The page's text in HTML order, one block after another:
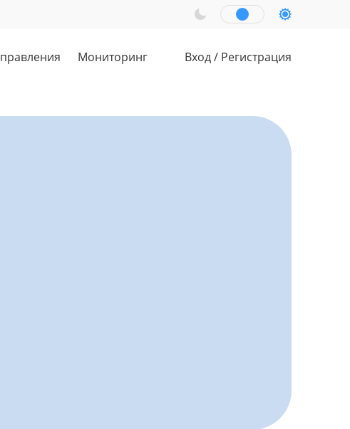
Мониторинг Вход/ Регистрация